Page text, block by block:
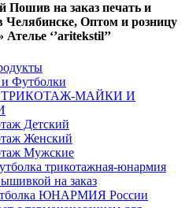
Пошив на заказ печать и
Оптом и розницу
‘’aritekstil’’
Футболки
МАЙКИ И
Детский
Женский
Мужские
ЮНАРМИЯ России